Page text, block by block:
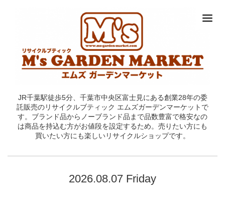
JR千葉駅徒歩5分、千葉市中央区富士見にある創業28年の委
託販売のリサイクルブティック エムズガーデンマーケットで
す。ブランド品からノーブランド品まで品数豊富で格安なの
は商品を持込む方がお値段を設定するため。売りたい方にも
買いたい方にも楽しいリサイクルショップです。
2026.08.07 Friday